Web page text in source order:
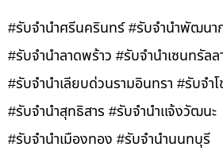
#รับจำนำศรีนครินทร์ #รับจำนำพัฒนา
#รับจำนำลาดพร้าว #รับจำนำเซนทรัล
#รับจำนำเลียบด่วนรามอินทรา #รับจำ
#รับจำนำสุทธิสาร #รับจำนำแจ้งวัฒนะ
#รับจำนำเมืองทอง #รับจำนำนนทบุรี